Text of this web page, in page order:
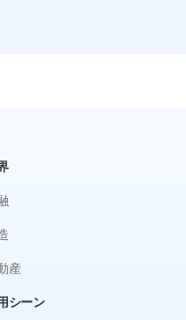
産
シーン